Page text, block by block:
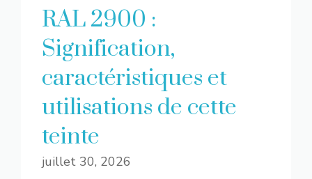
RAL 2900 :
Signification,
caractéristiques et
utilisations de cette
teinte
juillet 30, 2026